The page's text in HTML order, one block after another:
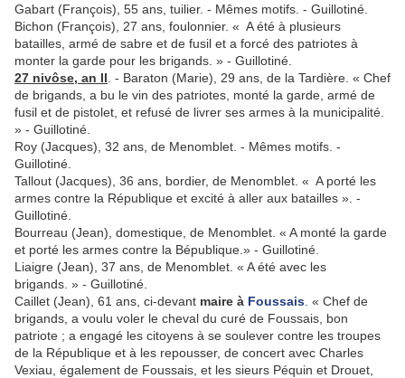
Gabart (François), 55 ans, tuilier. - Mêmes motifs. - Guillotiné.
Bichon (François), 27 ans, foulonnier. « A été à plusieurs
batailles, armé de sabre et de fusil et a forcé des patriotes à
monter la garde pour les brigands. » - Guillotiné.
27 nivôse, an II . - Baraton (Marie), 29 ans, de la Tardière. « Chef
de brigands, a bu le vin des patriotes, monté la garde, armé de
fusil et de pistolet, et refusé de livrer ses armes à la municipalité.
» - Guillotiné.
Roy (Jacques), 32 ans, de Menomblet. - Mêmes motifs. -
Guillotiné.
Tallout (Jacques), 36 ans, bordier, de Menomblet. « A porté les
armes contre la République et excité à aller aux batailles ». -
Guillotiné.
Bourreau (Jean), domestique, de Menomblet. « A monté la garde
et porté les armes contre la Bépublique.» - Guillotiné.
Liaigre (Jean), 37 ans, de Menomblet. « A été avec les
brigands. » - Guillotiné.
Caillet (Jean), 61 ans, ci-devant maire à Foussais « Chef de
brigands, a voulu voler le cheval du curé de Foussais, bon
patriote ; a engagé les citoyens à se soulever contre les troupes
de la République et à les repousser, de concert avec Charles
Vexiau, également de Foussais, et les sieurs Péquin et Drouet,